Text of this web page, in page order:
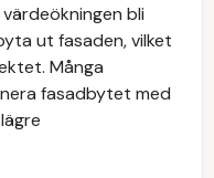
bli
ut fasaden, vilket
Många
fasadbytet med